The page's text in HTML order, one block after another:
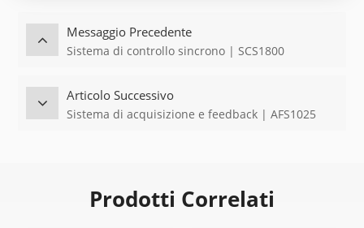
Messaggio Precedente
Sistema di controllo sincrono | SCS1800
Articolo Successivo
Sistema di acquisizione e feedback | AFS1025
Prodotti Correlati